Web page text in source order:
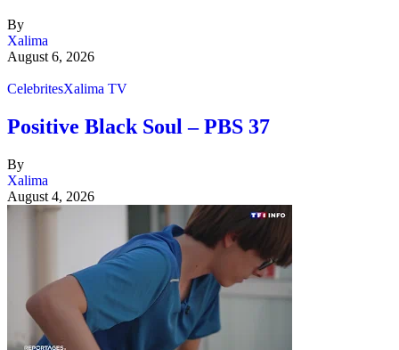
By
Xalima
August 6, 2026
CelebritesXalima TV
Positive Black Soul – PBS 37
By
Xalima
August 4, 2026